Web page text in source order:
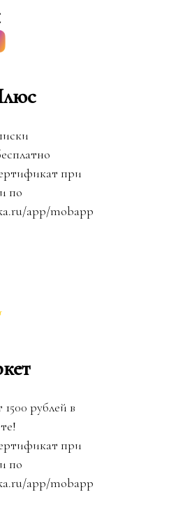
при
по
app/mobapp
1500 рублей в
при
по
app/mobapp